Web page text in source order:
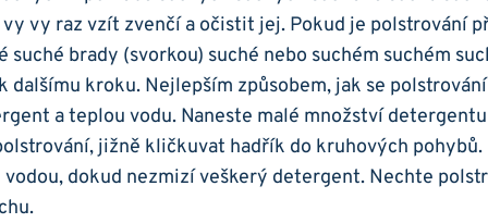
vy​ raz vzít zvenčí a očistit jej. Pokud je ‌polstrování
suché brady (svorkou)⁣ suché nebo ​suchém suchém
dalšímu kroku. Nejlepším způsobem, jak⁣ se
⁣a teplou vodu. Naneste malé​ množství
jižně kličkuvat hadřík ‍do kruhových
dokud nezmizí veškerý detergent.​ Nechte